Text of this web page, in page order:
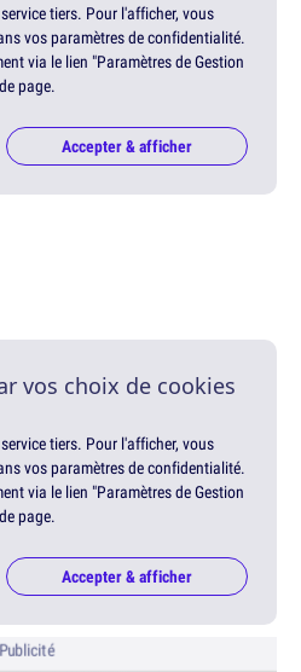
tiers. Pour l'afficher, vous
vos paramètres de confidentialité.
via le lien "Paramètres de Gestion
page.
Accepter & afficher
vos choix de cookies
tiers. Pour l'afficher, vous
vos paramètres de confidentialité.
via le lien "Paramètres de Gestion
page.
Accepter & afficher
Publicité